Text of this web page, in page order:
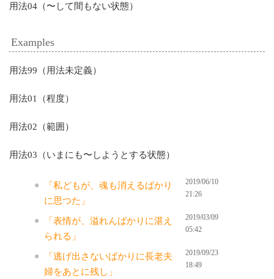
用法04（〜して間もない状態）
Examples
用法99（用法未定義）
用法01（程度）
用法02（範囲）
用法03（いまにも〜しようとする状態）
「私どもが、魂も消えるばかり
に思つた」
2019/06/10
21:26
「表情が、溢れんばかりに湛え
られる」
2019/03/09
05:42
「逃げ出さないばかりに長老夫
婦をあとに残し」
2019/09/23
18:49